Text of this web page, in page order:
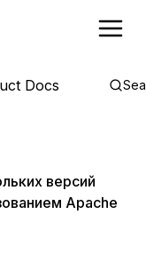
Docs
версий
Apache